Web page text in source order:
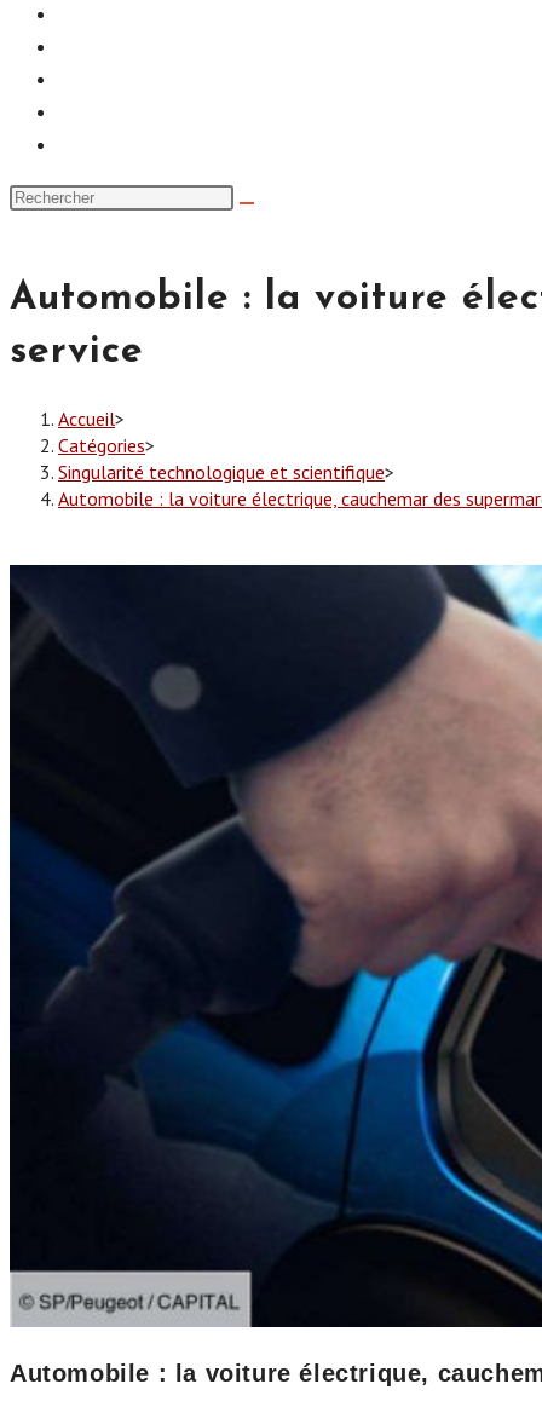
Automobile : la voiture
service
Accueil>
Catégories>
Singularité technologique et scientifique>
Automobile : la voiture électrique, cauchemar des
Automobile : la voiture électrique,